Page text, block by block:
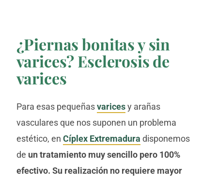
¿Piernas bonitas y sin
varices? Esclerosis de
varices
Para esas pequeñasvaricesy arañas
vasculares que nos suponen un problema
estético, en Cíplex Extremadura disponemos
de un tratamiento muy sencillo pero 100%
efectivo. Su realización no requiere mayor